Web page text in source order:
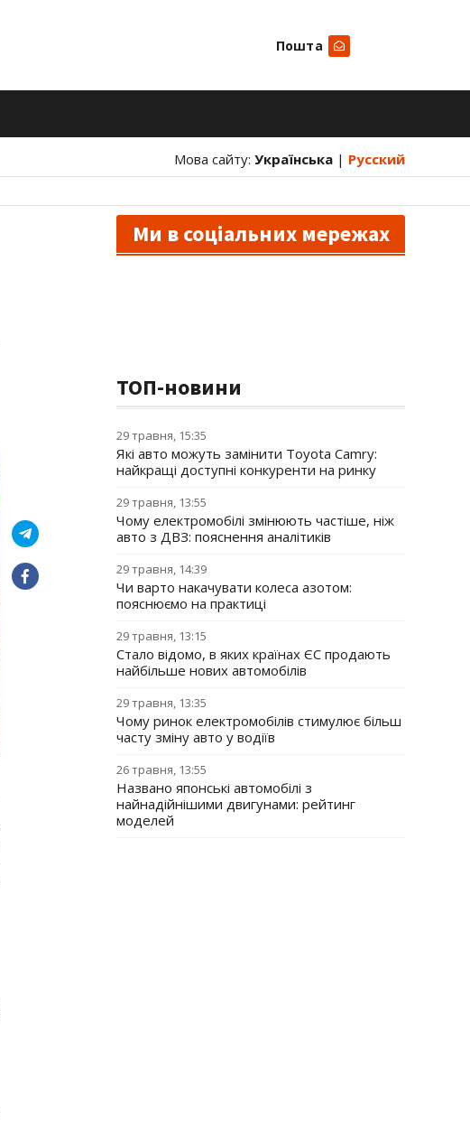
Пошта
Мова сайту: Українська | Русский
Ми в соціальних мережах
ТОП-новини
29 травня, 15:35
Які авто можуть замінити Toyota Camry:
найкращі доступні конкуренти на ринку
29 травня, 13:55
Чому електромобілі змінюють частіше, ніж
авто з ДВЗ: пояснення аналітиків
29 травня, 14:39
Чи варто накачувати колеса азотом:
пояснюємо на практиці
29 травня, 13:15
Стало відомо, в яких країнах ЄС продають
найбільше нових автомобілів
29 травня, 13:35
Чому ринок електромобілів стимулює більш
часту зміну авто у водіїв
26 травня, 13:55
Названо японські автомобілі з
найнадійнішими двигунами: рейтинг
моделей